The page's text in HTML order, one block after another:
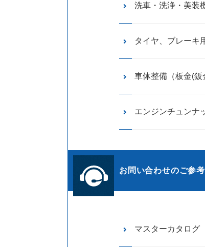
洗車・洗浄・美装
タイヤ、ブレーキ
車体整備（板金(鈑
エンジンチュンナ
お問い合わせのご参
マスターカタログ